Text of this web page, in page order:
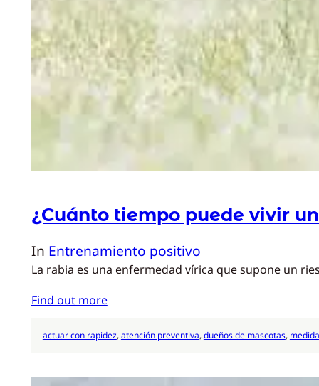
¿Cuánto tiempo puede vivir
In Entrenamiento positivo
La rabia es una enfermedad vírica que supone un
Find out more
actuar con rapidez, atención preventiva, dueños de mascotas,